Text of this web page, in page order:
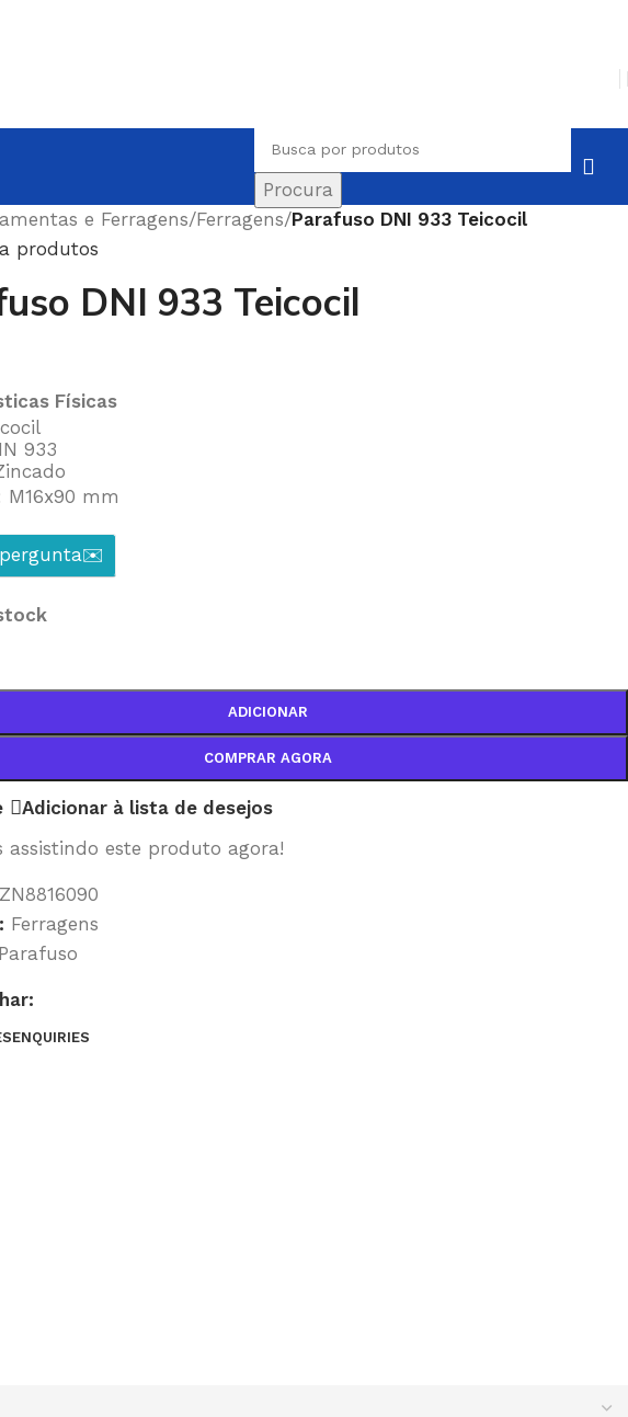
Procura
e Ferragens/Ferragens/Parafuso DNI 933 Teicocil
produtos
DNI 933 Teicocil
Físicas
933
M16x90 mm
pergunta✉️
ADICIONAR
COMPRAR AGORA
Adicionar à lista de desejos
assistindo este produto agora!
Ferragens
Parafuso
ENQUIRIES